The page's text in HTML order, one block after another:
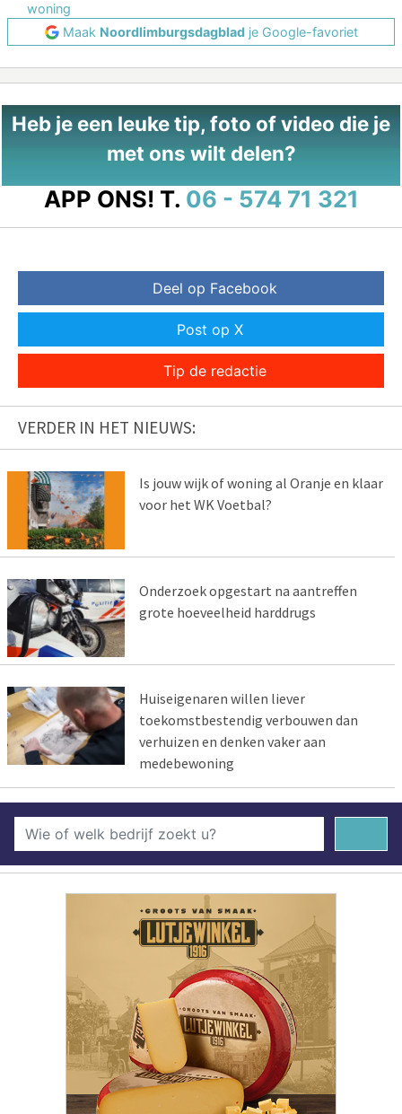
woning
Maak Noordlimburgsdagbladje Google-favoriet
Heb je een leuke tip, foto of video die je
met ons wilt delen?
APP ONS! T. 06 - 574 71 321
Deel op Facebook
Post op X
Tip de redactie
VERDER IN HET NIEUWS:
Is jouw wijk of woning al Oranje en klaar
voor het WK Voetbal?
Onderzoek opgestart na aantreffen
grote hoeveelheid harddrugs
Huiseigenaren willen liever
toekomstbestendig verbouwen dan
verhuizen en denken vaker aan
medebewoning